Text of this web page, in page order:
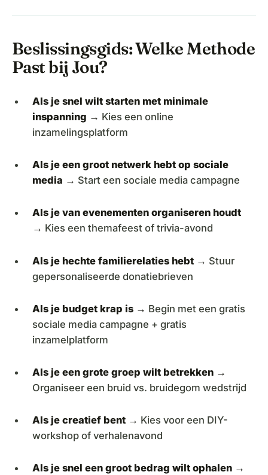
Beslissingsgids: Welke Methode
Past bij Jou?
Als je snel wilt starten met minimale
inspanning → Kies een online
inzamelingsplatform
Als je een groot netwerk hebt op sociale
media → Start een sociale media campagne
Als je van evenementen organiseren houdt
→ Kies een themafeest of trivia-avond
Als je hechte familierelaties hebt → Stuur
gepersonaliseerde donatiebrieven
Als je budget krap is → Begin met een gratis
sociale media campagne + gratis
inzamelplatform
Als je een grote groep wilt betrekken →
Organiseer een bruid vs. bruidegom wedstrijd
Als je creatief bent → Kies voor een DIY-
workshop of verhalenavond
Als je snel een groot bedrag wilt ophalen →